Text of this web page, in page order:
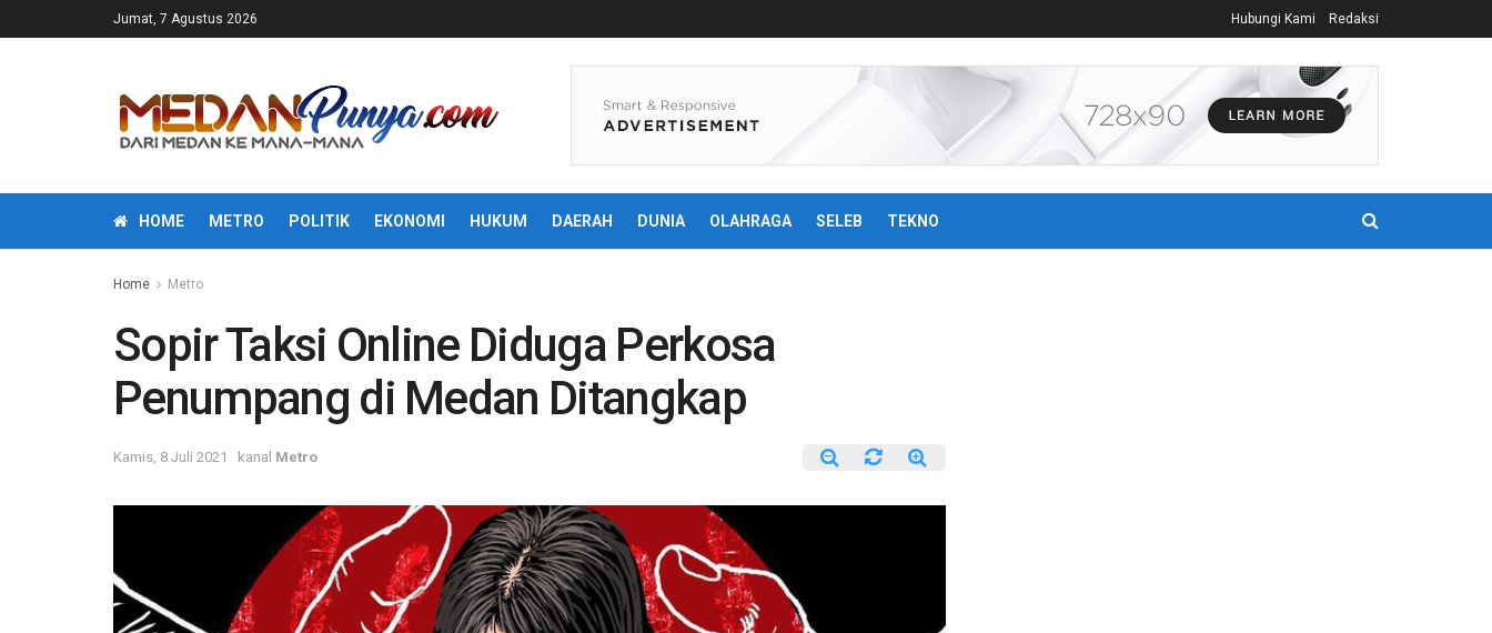
Jumat, 7 Agustus 2026 Hubungi Kami Redaksi
HOME METRO POLITIK EKONOMI HUKUM DAERAH DUNIA OLAHRAGA SELEB TEKNO
Home Metro
Sopir Taksi Online Diduga Perkosa
Penumpang di Medan Ditangkap
Kamis, 8 Juli 2021 kanal Metro